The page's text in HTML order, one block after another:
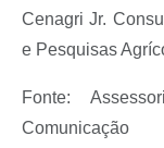
Cenagri Jr.
e Pesquisas
Fonte:
Comunicação